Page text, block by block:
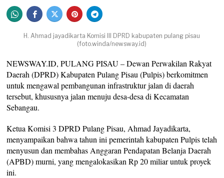
H. Ahmad jayadikarta Komisi III DPRD kabupaten pulang pisau
(foto.winda/newsway.id)
NEWSWAY.ID, PULANG PISAU – Dewan Perwakilan Rakyat
Daerah (DPRD) Kabupaten Pulang Pisau (Pulpis) berkomitmen
untuk mengawal pembangunan infrastruktur jalan di daerah
tersebut, khususnya jalan menuju desa-desa di Kecamatan
Sebangau.
Ketua Komisi 3 DPRD Pulang Pisau, Ahmad Jayadikarta,
menyampaikan bahwa tahun ini pemerintah kabupaten Pulpis telah
menyusun dan membahas Anggaran Pendapatan Belanja Daerah
(APBD) murni, yang mengalokasikan Rp 20 miliar untuk proyek
ini.